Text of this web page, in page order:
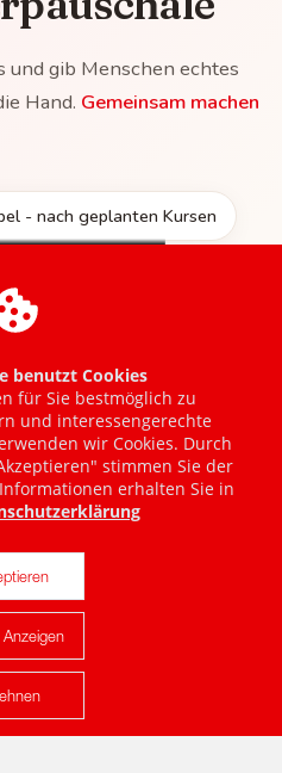
anzeigen
benutzt Cookies
für Sie bestmöglich zu
und interessengerechte
wir Cookies. Durch
stimmen Sie der
erhalten Sie in
Anzeigen